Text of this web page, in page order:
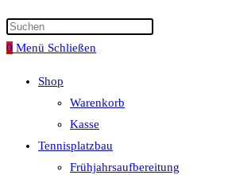
umschalten
0 Menü Schließen
Shop
Warenkorb
Kasse
Tennisplatzbau
Frühjahrsaufbereitung